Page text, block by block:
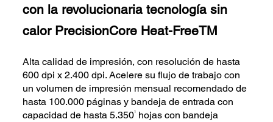
con la revolucionaria tecnología sin
calor PrecisionCore Heat-FreeTM
Alta calidad de impresión, con resolución de hasta
600 dpi x 2.400 dpi. Acelere su flujo de trabajo con
un volumen de impresión mensual recomendado de
hasta 100.000 páginas y bandeja de entrada con
capacidad de hasta 5.3501
hojas con bandeja